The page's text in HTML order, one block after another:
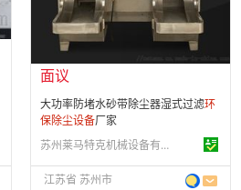
供应产品：38 条
面议
大功率防堵水砂带除尘器湿式过滤环
保除尘设备厂家
苏州莱马特克机械设备有限公司
江苏省 苏州市